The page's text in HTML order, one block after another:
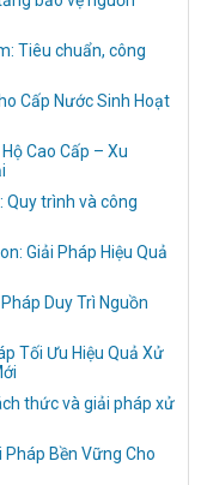
Tiêu chuẩn, công
Cấp Nước Sinh Hoạt
Cao Cấp – Xu
Quy trình và công
Giải Pháp Hiệu Quả
Duy Trì Nguồn
Tối Ưu Hiệu Quả Xử
thức và giải pháp xử
Pháp Bền Vững Cho